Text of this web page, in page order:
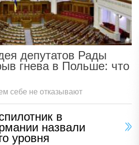
депутатов Рады
гнева в Польше: что
себе не отказывают
в
назвали
уровня